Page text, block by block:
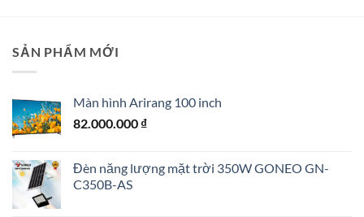
SẢN PHẨM MỚI
Màn hình Arirang 100 inch
82.000.000 ₫
Đèn năng lượng mặt trời 350W GONEO GN-
C350B-AS